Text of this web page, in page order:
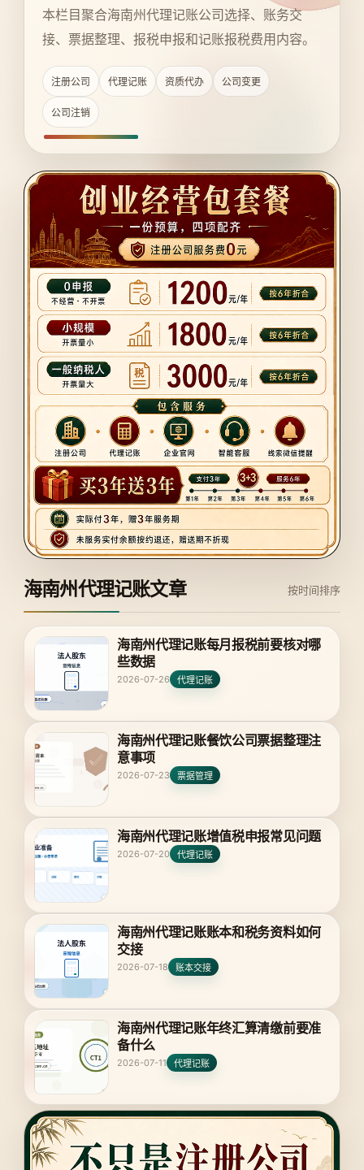
本栏目聚合海南州代理记账公司选择、账务交
接、票据整理、报税申报和记账报税费用内容。
注册公司 代理记账 资质代办 公司变更
公司注销
海南州代理记账文章 按时间排序
海南州代理记账每月报税前要核对哪
些数据
2026-07-26 代理记账
海南州代理记账餐饮公司票据整理注
意事项
2026-07-23 票据管理
海南州代理记账增值税申报常见问题
2026-07-20 代理记账
海南州代理记账账本和税务资料如何
交接
2026-07-18 账本交接
海南州代理记账年终汇算清缴前要准
备什么
2026-07-11 代理记账